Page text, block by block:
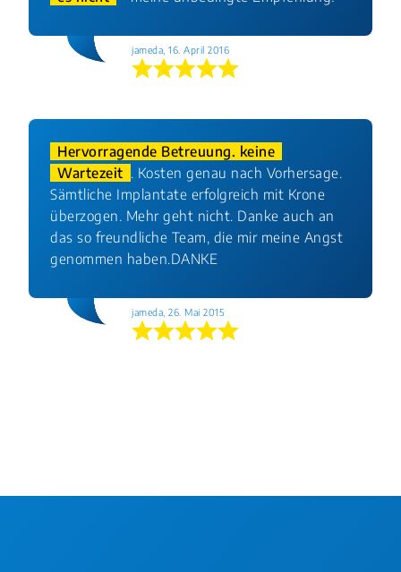
jameda, 16. April 2016
Hervorragende Betreuung. keine
Wartezeit . Kosten genau nach Vorhersage.
Sämtliche Implantate erfolgreich mit Krone
überzogen. Mehr geht nicht. Danke auch an
das so freundliche Team, die mir meine Angst
genommen haben.DANKE
jameda, 26. Mai 2015